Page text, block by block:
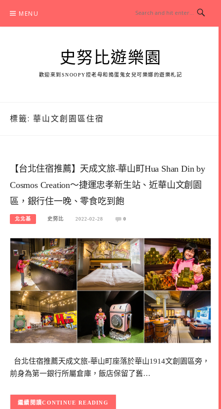
content
MENU
史努比遊樂園
歡迎來到SNOOPY控老母和搗蛋鬼女兒可樂娜的遊樂札記
標籤: 華山文創園區住宿
【台北住宿推薦】天成文旅-華山町Hua Shan Din by
Cosmos Creation～捷運忠孝新生站、近華山文創園
區，銀行住一晚、零食吃到飽
北北基 史努比 2022-02-28 0
台北住宿推薦天成文旅-華山町座落於華山1914文創園區旁，
前身為第一銀行所屬倉庫，飯店保留了舊…
CONTINUE READING